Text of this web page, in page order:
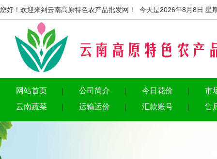
您好！欢迎来到云南高原特色农产品批发网！ 今天是2026年8月8日 星
网站首页 公司简介 今日花价
市
云南蔬菜
运输运价 汇款账号 售